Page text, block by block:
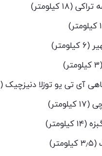
کیلومتر)
تی یو توزلا دنیزچیک (۱۲ کیلومتر)